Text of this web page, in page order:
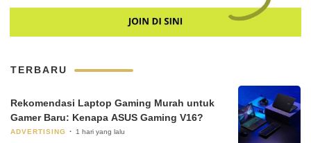
TERBARU
Rekomendasi Laptop Gaming Murah untuk
Gamer Baru: Kenapa ASUS Gaming V16?
ADVERTISING 1 hari yang lalu